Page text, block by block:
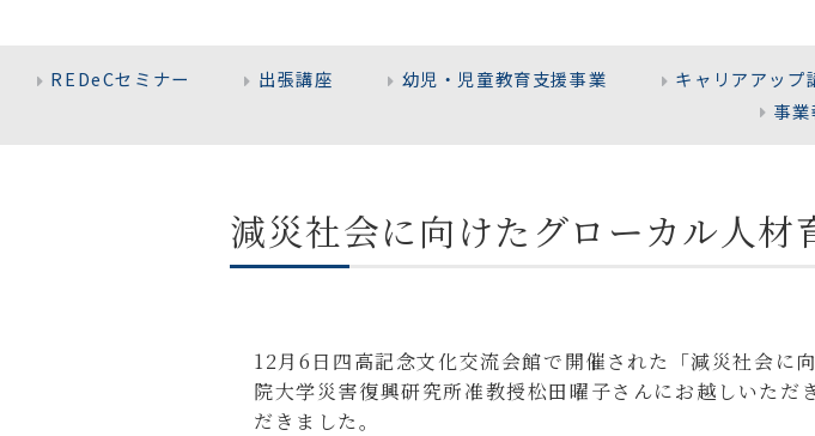
REDeCセミナー 出張講座 幼児・児童教育支援事業 キャリアアップ
事業
減災社会に向けたグローカル人材
12月6日四高記念文化交流会館で開催された「減災社会に
院大学災害復興研究所准教授松田曜子さんにお越しいた
だきました。